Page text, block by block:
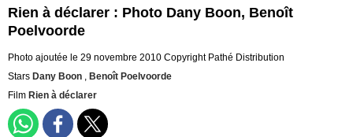
Rien à déclarer : Photo Dany Boon, Benoît
Poelvoorde
Photo ajoutée le 29 novembre 2010 Copyright Pathé Distribution
Stars Dany Boon , Benoît Poelvoorde
Film Rien à déclarer